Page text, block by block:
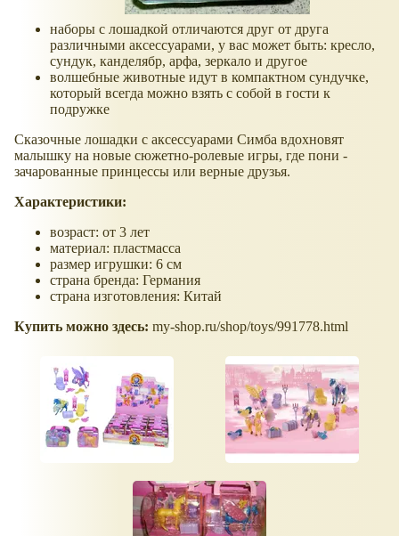
наборы с лошадкой отличаются друг от друга
различными аксессуарами, у вас может быть: кресло,
сундук, канделябр, арфа, зеркало и другое
волшебные животные идут в компактном сундучке,
который всегда можно взять с собой в гости к
подружке
Сказочные лошадки с аксессуарами Симба вдохновят
малышку на новые сюжетно-ролевые игры, где пони -
зачарованные принцессы или верные друзья.
Характеристики:
возраст: от 3 лет
материал: пластмасса
размер игрушки: 6 см
страна бренда: Германия
страна изготовления: Китай
Купить можно здесь: my-shop.ru/shop/toys/991778.html